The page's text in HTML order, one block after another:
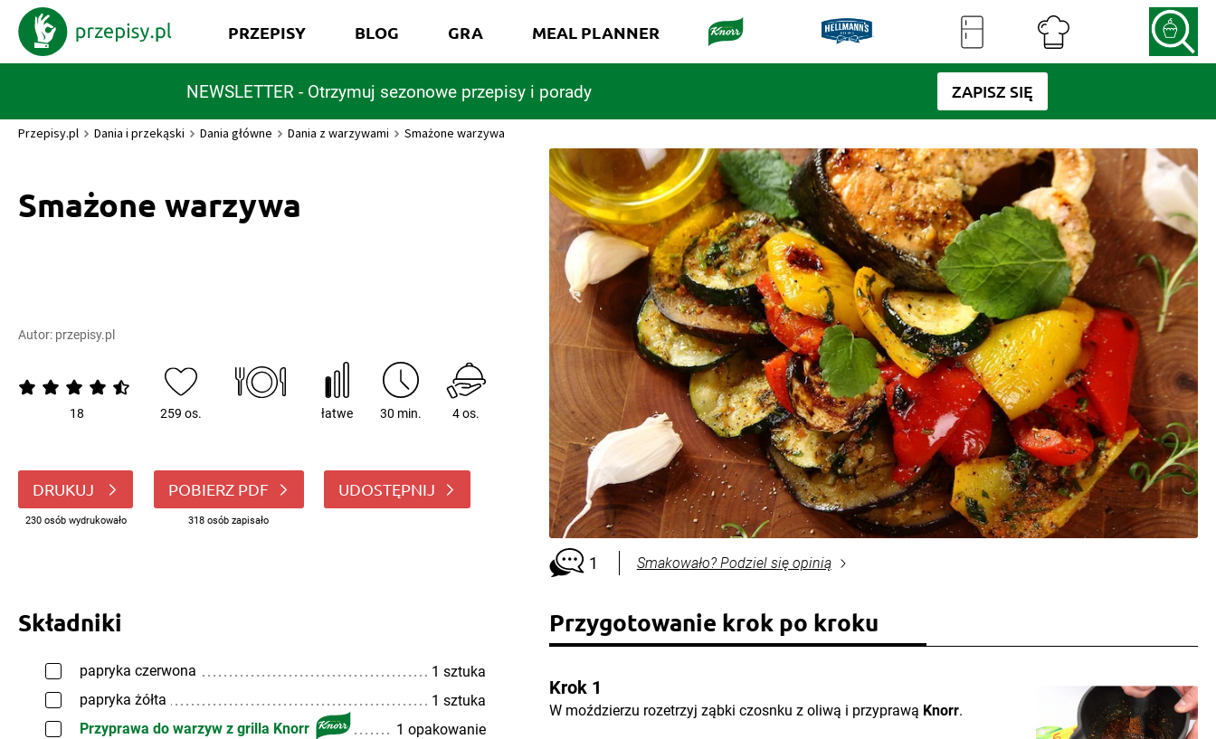
NEWSLETTER - Otrzymuj sezonowe przepisy i porady ZAPISZ SIĘ
PRZEPISY BLOG GRA MEAL PLANNER
Przepisy.pl Dania i przekąski Dania główne Dania z warzywami Smażone warzywa
Smażone warzywa
Autor: przepisy.pl
18 259 os. łatwe 30 min. 4 os.
DRUKUJ
230 osób wydrukowało
POBIERZ PDF
318 osób zapisało
UDOSTĘPNIJ
1 Smakowało? Podziel się opinią
Składniki
papryka czerwona
1 sztuka
papryka żółta
1 sztuka
Przyprawa do warzyw z grilla Knorr
1 opakowanie
Przygotowanie krok po kroku
Krok 1
W moździerzu rozetrzyj ząbki czosnku z oliwą i przyprawą Knorr.